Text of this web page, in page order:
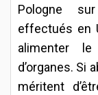
Pologne
effectués en
alimenter
d’organes. Si
méritent